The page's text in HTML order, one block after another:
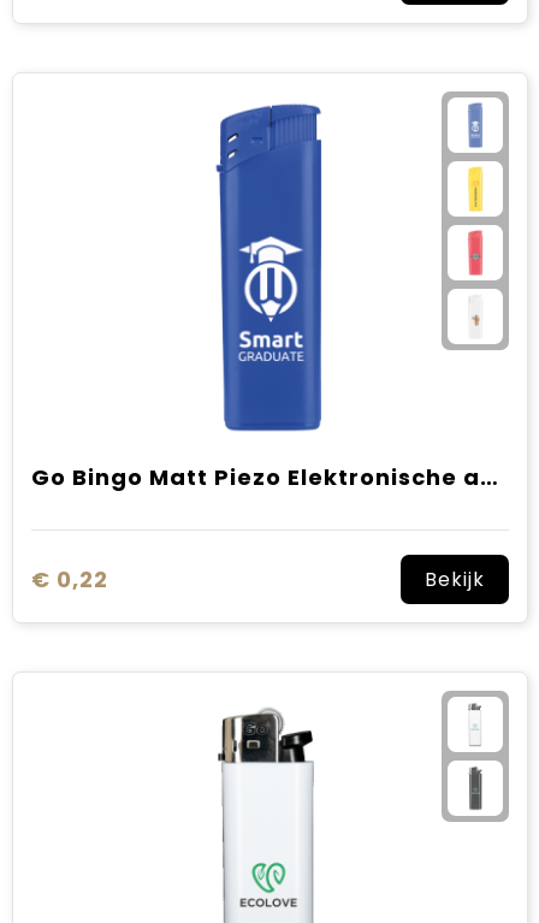
Go Bingo Matt Piezo Elektronische aansteker HC, navulbaar
€ 0,22 Bekijk